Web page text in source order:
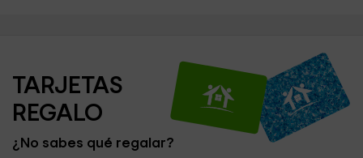
TARJETAS
REGALO
¿No sabes qué regalar?